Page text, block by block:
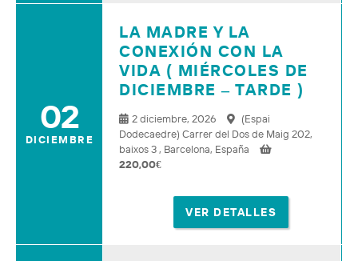
02
DICIEMBRE
LA MADRE Y LA
CONEXIÓN CON LA
VIDA ( MIÉRCOLES DE
DICIEMBRE – TARDE )
2 diciembre, 2026
(Espai
Dodecaedre) Carrer del Dos de Maig 202,
baixos 3 , Barcelona, España
220,00€
VER DETALLES